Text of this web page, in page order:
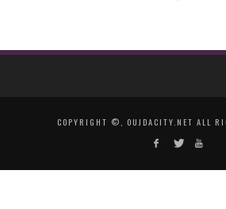
COPYRIGHT ©, OUJDACITY.NET ALL